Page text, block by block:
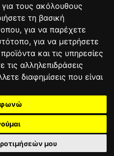
για τους ακόλουθους
τη βασική
, για να παρέχετε
, για να μετρήσετε
και τις υπηρεσίες
τις αλληλεπιδράσεις
διαφημίσεις που είναι
μου
ΠΟΛΙΤΙΚΗ ΠΡΟΣΤΑΣΙΑΣ
ΑΓΟΡΑ